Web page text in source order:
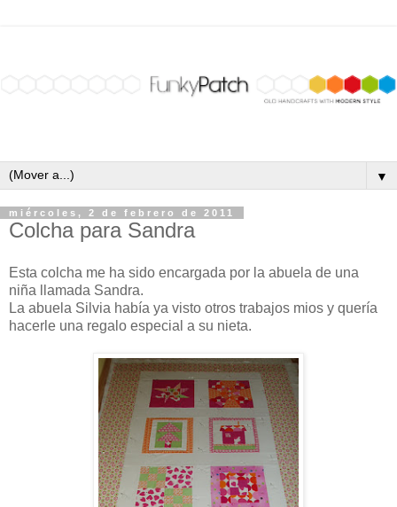
▼
miércoles, 2 de febrero de 2011
Colcha para Sandra
Esta colcha me ha sido encargada por la abuela de una
niña llamada Sandra.
La abuela Silvia había ya visto otros trabajos mios y quería
hacerle una regalo especial a su nieta.